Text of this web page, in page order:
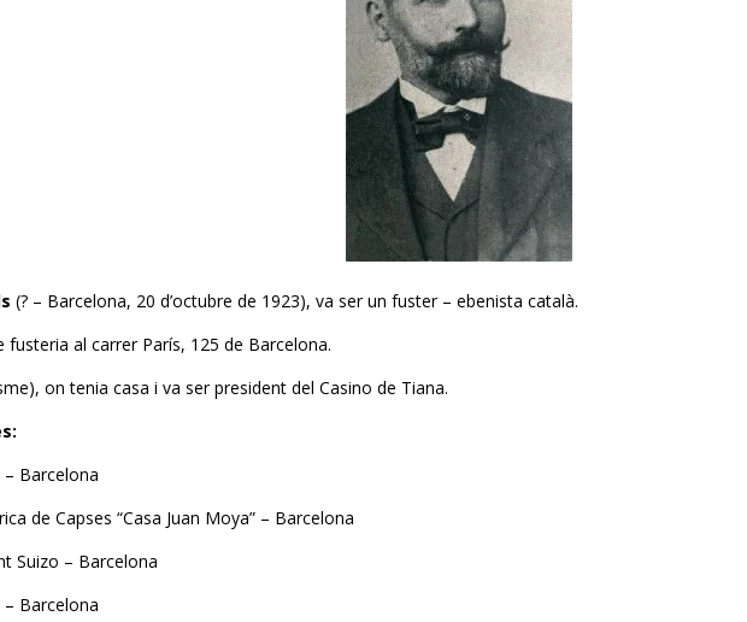
(? – Barcelona, 20 d’octubre de 1923), va ser un fuster – ebenista català.
fusteria al carrer París, 125 de Barcelona.
on tenia casa i va ser president del Casino de Tiana.
Barcelona
de Capses “Casa Juan Moya” – Barcelona
Suizo – Barcelona
– Barcelona